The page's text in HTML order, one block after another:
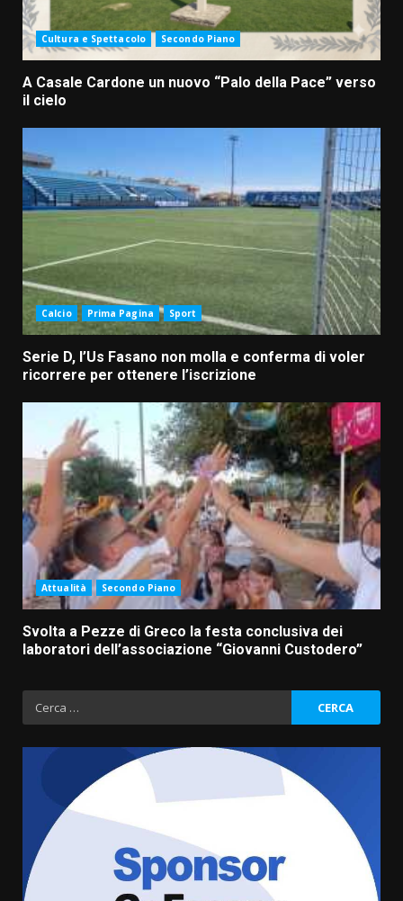
Cultura e Spettacolo Secondo Piano
A Casale Cardone un nuovo “Palo della Pace” verso
il cielo
Calcio Prima Pagina Sport
Serie D, l’Us Fasano non molla e conferma di voler
ricorrere per ottenere l’iscrizione
Attualità Secondo Piano
Svolta a Pezze di Greco la festa conclusiva dei
laboratori dell’associazione “Giovanni Custodero”
Ricerca
per:
La Banda Città di Fasano apre